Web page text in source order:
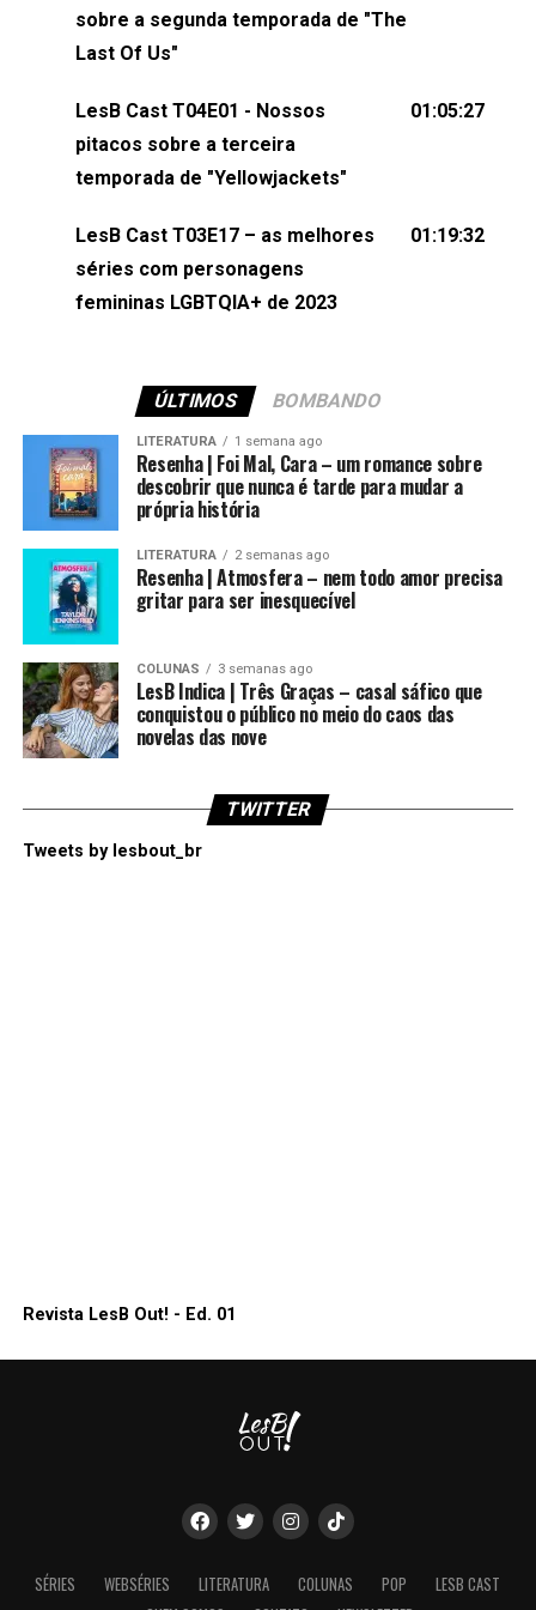
sociais:Twitter: ⁠⁠⁠⁠@lesbout_br⁠⁠⁠⁠ Instagram: ⁠⁠⁠⁠@lesbout_br⁠⁠⁠⁠
(⁠⁠⁠⁠⁠⁠@KarolenPassos⁠⁠⁠⁠⁠⁠)Participação de Bruna Fentanes
(⁠⁠⁠⁠@brunarfentanes⁠⁠⁠⁠) e Pollyelly FlorêncioEdição de
Naiady Machado
sobre a segunda temporada de "The
Last Of Us"
LesB Cast T04E01 - Nossos
pitacos sobre a terceira
temporada de "Yellowjackets"
01:05:27
LesB Cast T03E17 – as melhores
séries com personagens
femininas LGBTQIA+ de 2023
01:19:32
ÚLTIMOS BOMBANDO
LITERATURA 1 semana ago
Resenha | Foi Mal, Cara – um romance sobre
descobrir que nunca é tarde para mudar a
própria história
LITERATURA 2 semanas ago
Resenha | Atmosfera – nem todo amor precisa
gritar para ser inesquecível
COLUNAS 3 semanas ago
LesB Indica | Três Graças – casal sáfico que
conquistou o público no meio do caos das
novelas das nove
TWITTER
Tweets by lesbout_br
Revista LesB Out! - Ed. 01
SÉRIES WEBSÉRIES LITERATURA COLUNAS POP
LESB CAST